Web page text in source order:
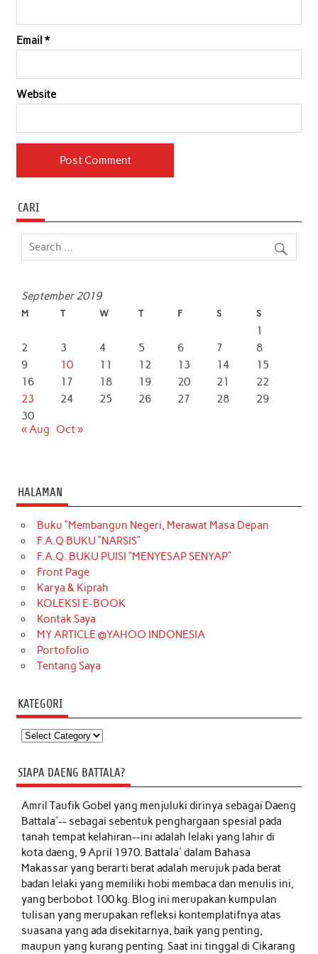
Email *
Website
CARI
September 2019
M T W T F S S
1
2
3 4 5 6 7
8
9
10 11 12 13 14
15
16
17 18 19 20 21
22
23
24 25 26 27 28
29
30
« Aug
Oct »
HALAMAN
Buku “Membangun Negeri, Merawat Masa Depan
F.A.Q BUKU “NARSIS”
F.A.Q. BUKU PUISI “MENYESAP SENYAP”
Front Page
Karya & Kiprah
KOLEKSI E-BOOK
Kontak Saya
MY ARTICLE @YAHOO INDONESIA
Portofolio
Tentang Saya
KATEGORI
Kategori
SIAPA DAENG BATTALA?
Amril Taufik Gobelyang menjuluki dirinya sebagai Daeng
Battala'-- sebagai sebentuk penghargaan spesial pada
tanah tempat kelahiran--ini adalah lelaki yang lahir di
kota daeng, 9 April 1970. Battala' dalam Bahasa
Makassar yang berarti berat adalah merujuk pada berat
badan lelaki yang memiliki hobi membaca dan menulis ini,
yang berbobot 100 kg. Blog ini merupakan kumpulan
tulisan yang merupakan refleksi kontemplatifnya atas
suasana yang ada disekitarnya, baik yang penting,
maupun yang kurang penting. Saat ini tinggal di Cikarang